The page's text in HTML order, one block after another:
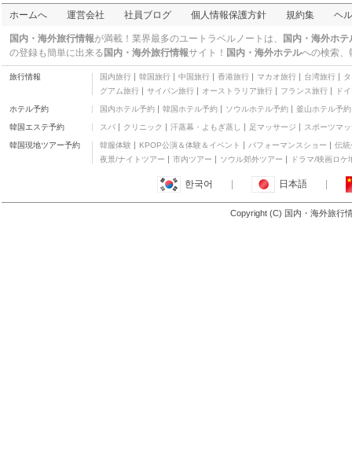
ホームステイカイト ア
ット ユトロポリス
三つ星
ノバ SJ ホームステイ
二つ星
ロイヤル チュラン ダマ
ンサラ
五つ星
ラワン スイート 1 ベッ
ドルーム コーナー アパ
ートメント
三つ星
マンハッタン ビジネス
ホテル TTDI
三つ星
ベスト ビュー ホテル ク
ェラトン プチョン
四つ星
ホームへ 運営会社 社員ブログ 個人情報保護方針 規約集 ヘ
国内・海外旅行情報が満載！業界最多のユートラベルノートは、
国内・海外ホ
の登録も簡単に出来る 国内・海外旅行情報サイト！ 国内・海外ホテルへの検索、
旅行情報 国内旅行 韓国旅行 中国旅行 香港旅行 マカオ旅行 台湾旅行
グアム旅行
サイパン旅行 オーストラリア旅行 フランス旅行 ド
ホテル予約 国内ホテル予約 韓国ホテル予約 ソウルホテル予約 釜山ホテル予約
韓国エステ予約 スパ クリニック 汗蒸幕・よもぎ蒸し 足マッサージ スポーツマ
韓国現地ツアー予約 韓服体験 KPOP公演＆体験＆イベント パフォーマンスショー
伝統
夜景/ナイトツアー
市内ツアー ソウル郊外ツアー ドラマ/映画ロケ
한국어 日本語
Copyright (C) 国内・海外旅行